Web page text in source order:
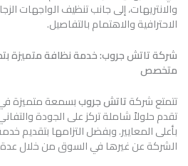
والانتريهات، إلى جانب تنظيف الواجهات
الاحترافية والاهتمام بالتفاصيل.
شركة تاتش جروب: خدمة نظافة متميزة
متخصص
تتمتع شركةتاتش جروببسمعة متميزة
تقدم حلولاً شاملة تركز على الجودة
بأعلى المعايير. وبفضل التزامها بتقديم
الشركة عن غيرها في السوق من خلال